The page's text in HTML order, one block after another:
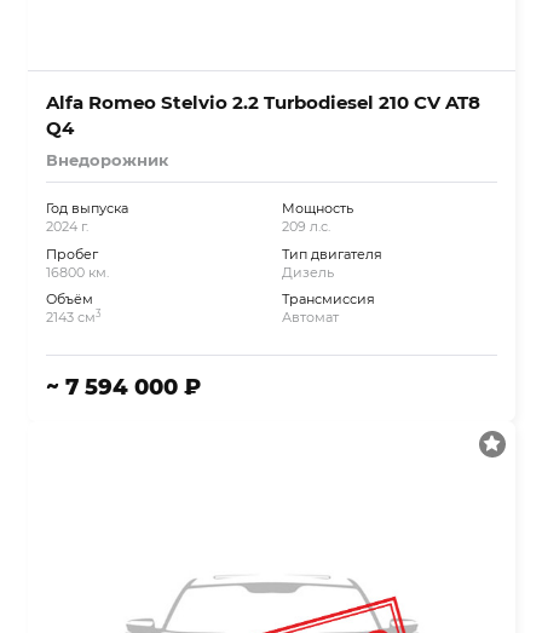
Alfa Romeo Stelvio 2.2 Turbodiesel 210 CV AT8
Q4
Внедорожник
Год выпуска
2024 г.
Пробег
16800 км.
Объём
2143 см3
Мощность
209 л.с.
Тип двигателя
Дизель
Трансмиссия
Автомат
~ 7 594 000 ₽